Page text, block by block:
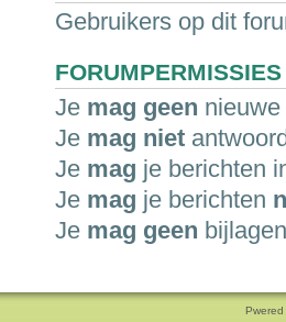
Gebruikers op dit
FORUMPERMISSIES
Je mag geen
Je mag niet
Je mag je berichten
Je mag je berichten
Je mag geen